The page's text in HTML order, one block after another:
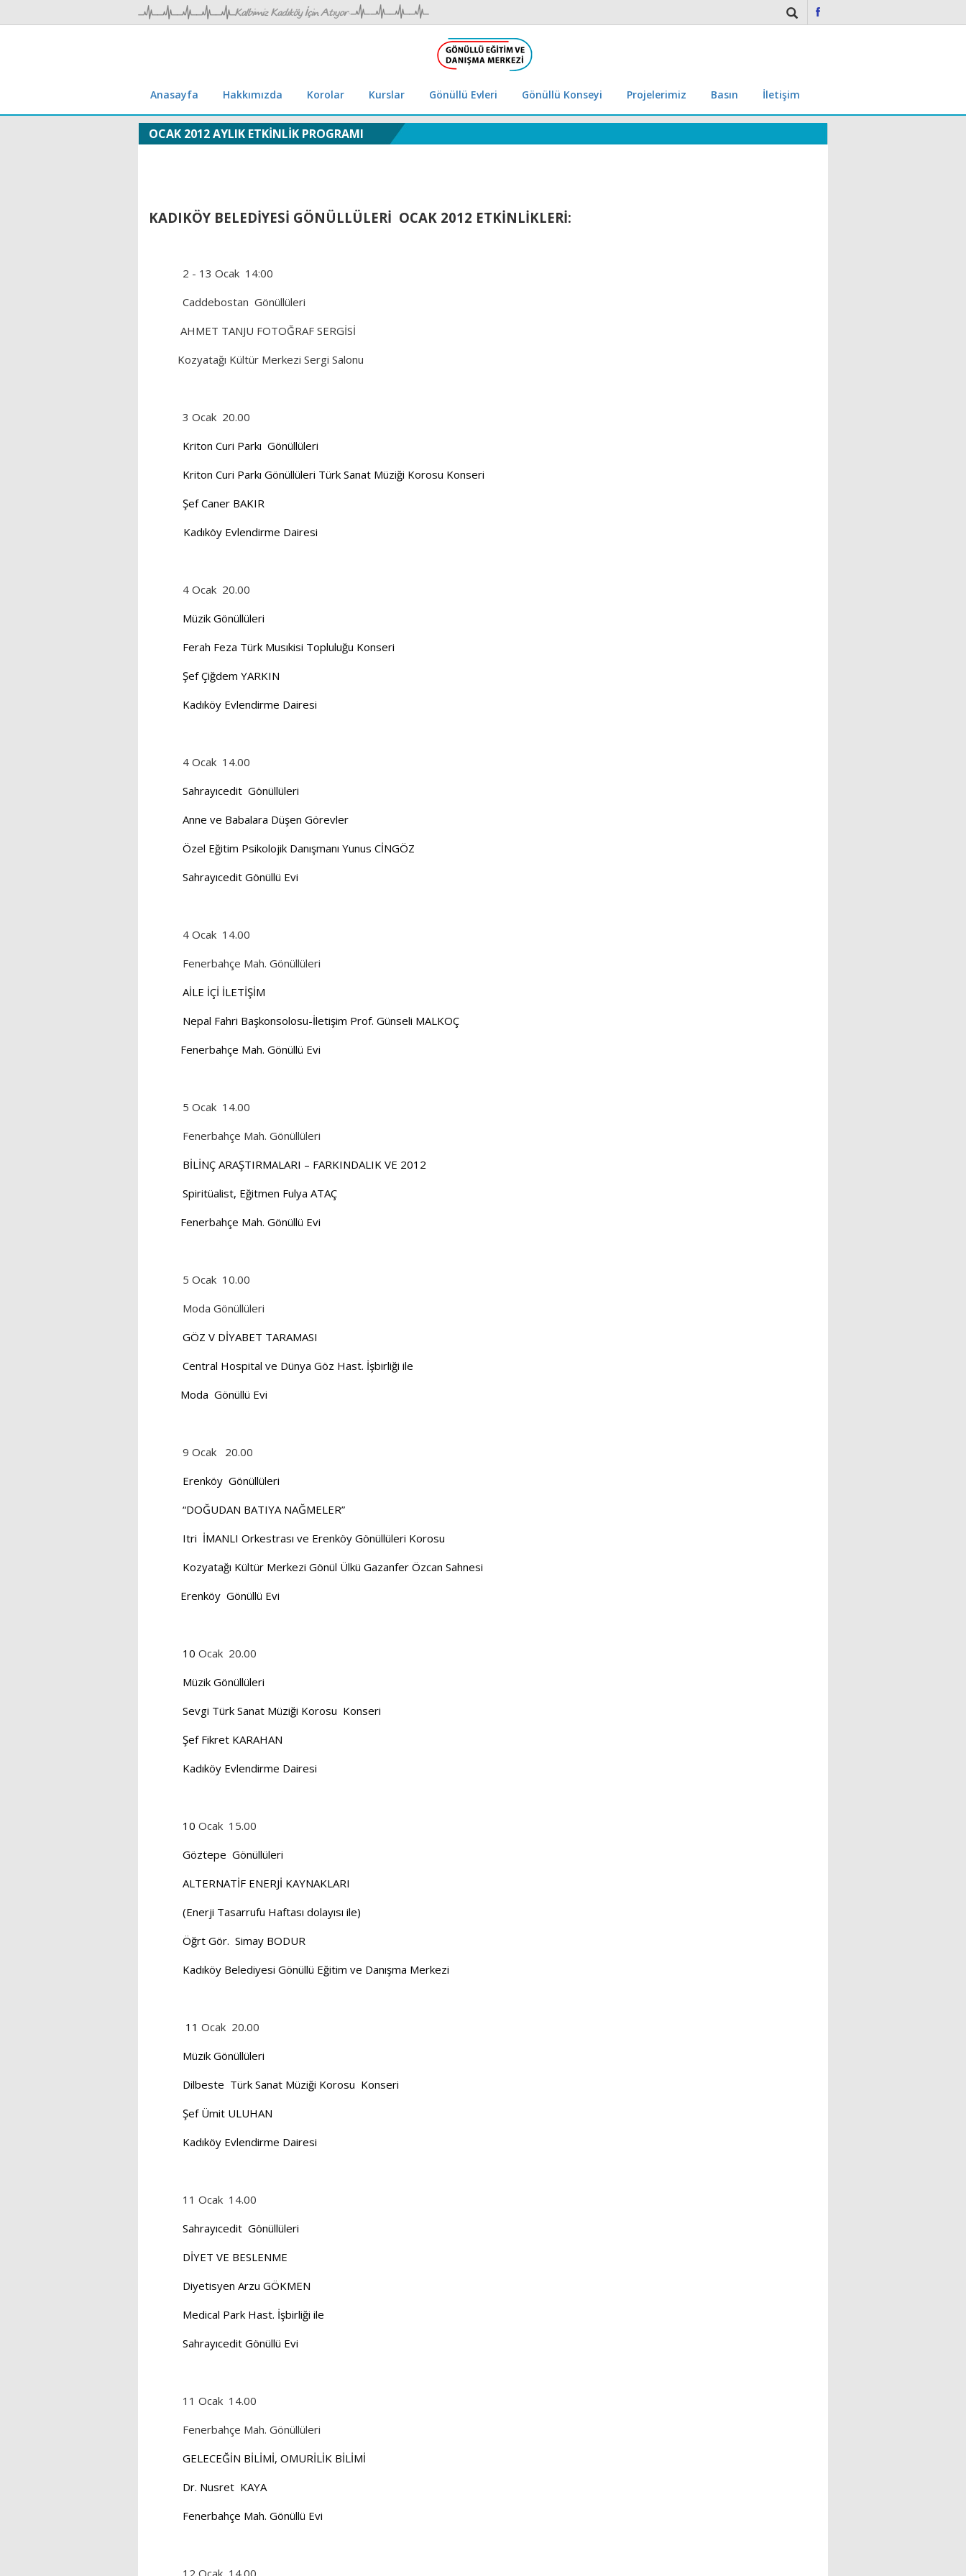
Anasayfa Hakkımızda Korolar Kurslar Gönüllü Evleri Gönüllü Konseyi Projelerimiz Basın İletişim
OCAK 2012 AYLIK ETKİNLİK PROGRAMI
KADIKÖY BELEDİYESİ GÖNÜLLÜLERİ OCAK 2012 ETKİNLİKLERİ:
2 - 13 Ocak 14:00
Caddebostan Gönüllüleri
AHMET TANJU FOTOĞRAF SERGİSİ
Kozyatağı Kültür Merkezi Sergi Salonu
3 Ocak 20.00
Kriton Curi Parkı Gönüllüleri
Kriton Curi Parkı Gönüllüleri Türk Sanat Müziği Korosu Konseri
Şef Caner BAKIR
Kadıköy Evlendirme Dairesi
4 Ocak 20.00
Müzik Gönüllüleri
Ferah Feza Türk Musıkisi Topluluğu Konseri
Şef Çiğdem YARKIN
Kadıköy Evlendirme Dairesi
4 Ocak 14.00
Sahrayıcedit Gönüllüleri
Anne ve Babalara Düşen Görevler
Özel Eğitim Psikolojik Danışmanı Yunus CİNGÖZ
Sahrayıcedit Gönüllü Evi
4 Ocak 14.00
Fenerbahçe Mah. Gönüllüleri
AİLE İÇİ İLETİŞİM
Nepal Fahri Başkonsolosu-İletişim Prof. Günseli MALKOÇ
Fenerbahçe Mah. Gönüllü Evi
5 Ocak 14.00
Fenerbahçe Mah. Gönüllüleri
BİLİNÇ ARAŞTIRMALARI – FARKINDALIK VE 2012
Spiritüalist, Eğitmen Fulya ATAÇ
Fenerbahçe Mah. Gönüllü Evi
5 Ocak 10.00
Moda Gönüllüleri
GÖZ V DİYABET TARAMASI
Central Hospital ve Dünya Göz Hast. İşbirliği ile
Moda Gönüllü Evi
9 Ocak
20.00
Erenköy Gönüllüleri
“DOĞUDAN BATIYA NAĞMELER”
Itri İMANLI Orkestrası ve Erenköy Gönüllüleri Korosu
Kozyatağı Kültür Merkezi Gönül Ülkü Gazanfer Özcan Sahnesi
Erenköy Gönüllü Evi
10 Ocak 20.00
Müzik Gönüllüleri
Sevgi Türk Sanat Müziği Korosu Konseri
Şef Fikret KARAHAN
Kadıköy Evlendirme Dairesi
10 Ocak 15.00
Göztepe Gönüllüleri
ALTERNATİF ENERJİ KAYNAKLARI
(Enerji Tasarrufu Haftası dolayısı ile)
Öğrt Gör. Simay BODUR
Kadıköy Belediyesi Gönüllü Eğitim ve Danışma Merkezi
11 Ocak 20.00
Müzik Gönüllüleri
Dilbeste Türk Sanat Müziği Korosu Konseri
Şef Ümit ULUHAN
Kadıköy Evlendirme Dairesi
11 Ocak 14.00
Sahrayıcedit Gönüllüleri
DİYET VE BESLENME
Diyetisyen Arzu GÖKMEN
Medical Park Hast. İşbirliği ile
Sahrayıcedit Gönüllü Evi
11 Ocak 14.00
Fenerbahçe Mah. Gönüllüleri
GELECEĞİN BİLİMİ, OMURİLİK BİLİMİ
Dr. Nusret KAYA
Fenerbahçe Mah. Gönüllü Evi
12 Ocak 14.00